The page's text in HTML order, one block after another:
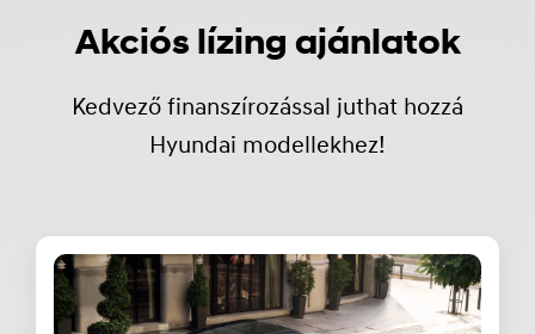
Akciós lízing ajánlatok
Kedvező finanszírozással juthat hozzá
Hyundai modellekhez!